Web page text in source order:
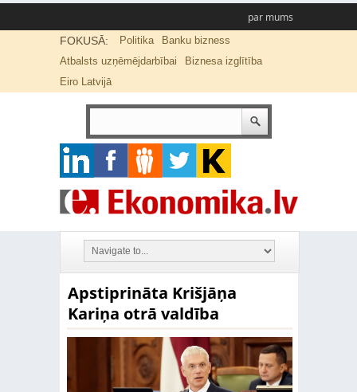
par mums
FOKUSĀ: Politika
Banku bizness
Atbalsts uzņēmējdarbībai
Biznesa izglītība
Eiro Latvijā
Apstiprināta Krišjāņa
Kariņa otrā valdība